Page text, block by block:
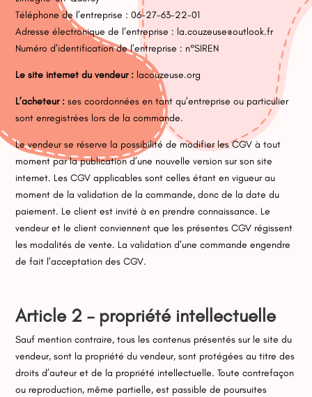
Téléphone de l’entreprise : 06-27-63-22-01
Adresse électronique de l’entreprise : la.couzeuse@outlook.fr
Numéro d’identification de l’entreprise : n°SIREN
Le site internet du vendeur : lacouzeuse.org
L’acheteur : ses coordonnées en tant qu’entreprise ou particulier
sont enregistrées lors de la commande.
Le vendeur se réserve la possibilité de modifier les CGV à tout
moment par la publication d’une nouvelle version sur son site
internet. Les CGV applicables sont celles étant en vigueur au
moment de la validation de la commande, donc de la date du
paiement. Le client est invité à en prendre connaissance. Le
vendeur et le client conviennent que les présentes CGV régissent
les modalités de vente. La validation d’une commande engendre
de fait l’acceptation des CGV.
Article 2 – propriété intellectuelle
Sauf mention contraire, tous les contenus présentés sur le site du
vendeur, sont la propriété du vendeur, sont protégées au titre des
droits d’auteur et de la propriété intellectuelle. Toute contrefaçon
ou reproduction, même partielle, est passible de poursuites